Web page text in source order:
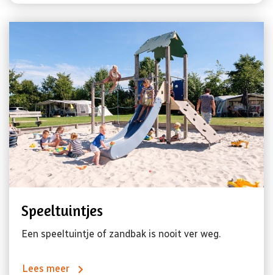
Speeltuintjes
Een speeltuintje of zandbak is nooit ver weg.
Lees meer